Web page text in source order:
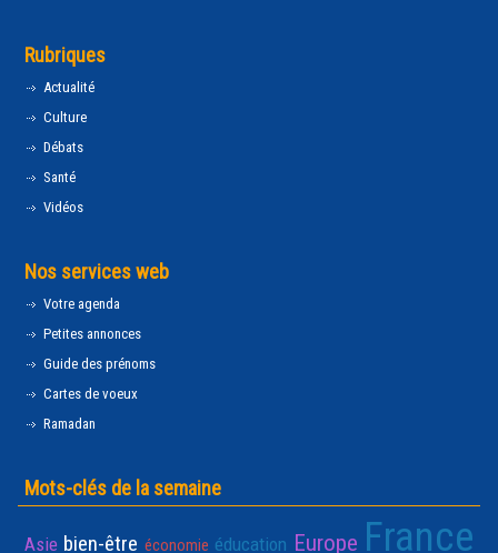
Rubriques
Actualité
Culture
Débats
Santé
Vidéos
Nos services web
Votre agenda
Petites annonces
Guide des prénoms
Cartes de voeux
Ramadan
Mots-clés de la semaine
Asie bien-être économie éducation Europe France